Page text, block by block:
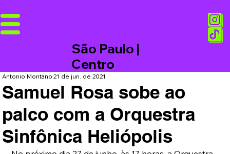
São Paulo |
Centro
Samuel Rosa sobe ao
palco com a Orquestra
Sinfônica Heliópolis
Antonio Montano21 de jun. de 2021